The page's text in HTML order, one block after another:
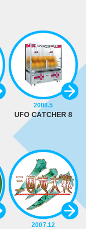
2008.5
UFO CATCHER 8
2007.12